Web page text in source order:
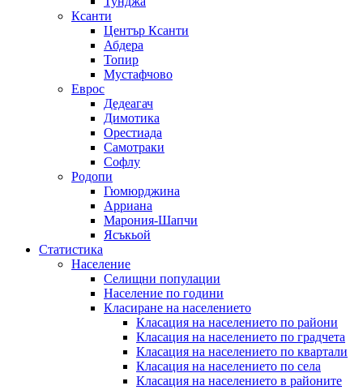
Ксанти
Център Ксанти
Абдера
Топир
Мустафчово
Еврос
Дедеагач
Димотика
Орестиада
Самотраки
Софлу
Родопи
Гюмюрджина
Арриана
Марония-Шапчи
Ясъкьой
Статистика
Население
Селищни популации
Население по години
Класиране на населението
Класация на населението по райони
Класация на населението по градчета
Класация на населението по квартали
Класация на населението по села
Класация на населението в районите